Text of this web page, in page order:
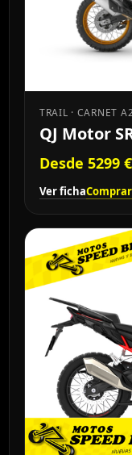
TRAIL · CARNET
QJ Motor
Desde 5299 €
Ver ficha